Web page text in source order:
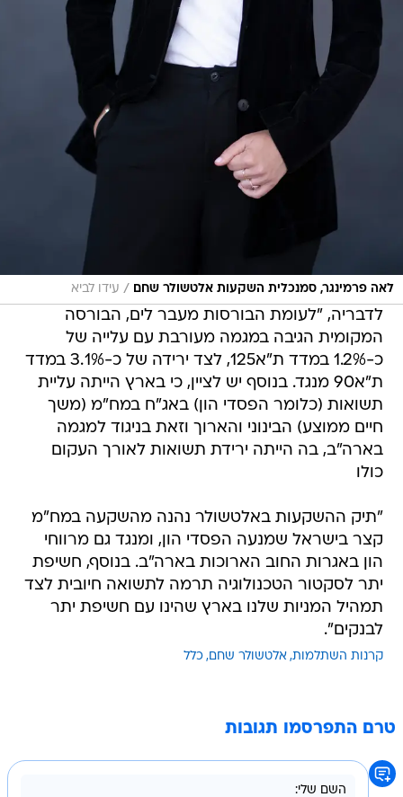
לאה פרמינגר, סמנכלית השקעות אלטשולר שחם / עידו לביא
לדבריה, "לעומת הבורסות מעבר לים, הבורסה
המקומית הגיבה במגמה מעורבת עם עלייה של
כ-1.2% במדד ת"א125, לצד ירידה של כ-3.1% במדד
ת"א90 מנגד. בנוסף יש לציין, כי בארץ הייתה עליית
תשואות (כלומר הפסדי הון) באג"ח במח"מ (משך
חיים ממוצע) הבינוני והארוך וזאת בניגוד למגמה
בארה"ב, בה הייתה ירידת תשואות לאורך העקום
כולו
"תיק ההשקעות באלטשולר נהנה מהשקעה במח"מ
קצר בישראל שמנעה הפסדי הון, ומנגד גם מרווחי
הון באגרות החוב הארוכות בארה"ב. בנוסף, חשיפת
יתר לסקטור הטכנולוגיה תרמה לתשואה חיובית לצד
תמהיל המניות שלנו בארץ שהינו עם חשיפת יתר
לבנקים".
קרנות השתלמות אלטשולר שחם כלל
טרם התפרסמו תגובות